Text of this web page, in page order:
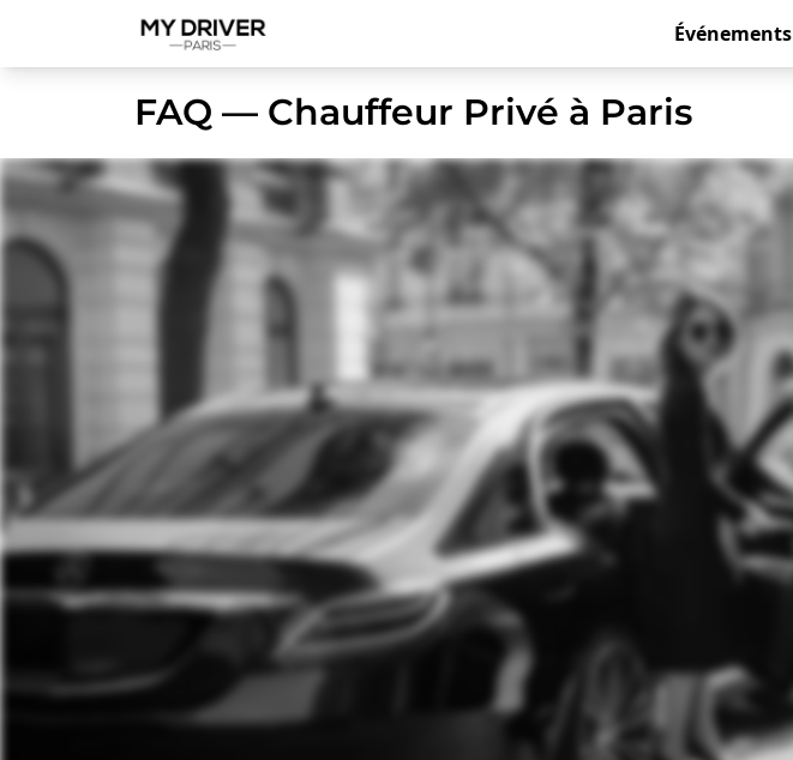
Événements
FAQ — Chauffeur Privé à Paris